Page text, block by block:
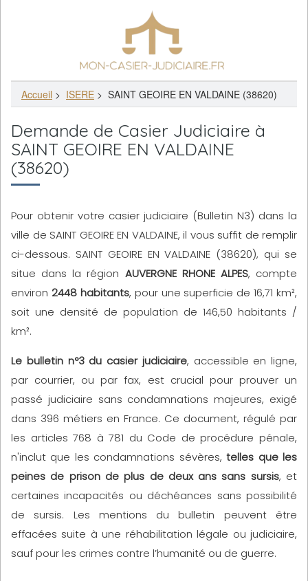
Accueil > ISERE > SAINT GEOIRE EN VALDAINE (38620)
Demande de Casier Judiciaire à
SAINT GEOIRE EN VALDAINE
(38620)
Pour obtenir votre casier judiciaire (Bulletin N3) dans la
ville de SAINT GEOIRE EN VALDAINE, il vous suffit de remplir
ci-dessous. SAINT GEOIRE EN VALDAINE (38620), qui se
situe dans la région AUVERGNE RHONE ALPES, compte
environ 2448 habitants, pour une superficie de 16,71 km²,
soit une densité de population de 146,50 habitants /
km².
Le bulletin n°3 du casier judiciaire, accessible en ligne,
par courrier, ou par fax, est crucial pour prouver un
passé judiciaire sans condamnations majeures, exigé
dans 396 métiers en France. Ce document, régulé par
les articles 768 à 781 du Code de procédure pénale,
n'inclut que les condamnations sévères,telles que les
peines de prison de plus de deux ans sans sursis, et
certaines incapacités ou déchéances sans possibilité
de sursis. Les mentions du bulletin peuvent être
effacées suite à une réhabilitation légale ou judiciaire,
sauf pour les crimes contre l’humanité ou de guerre.